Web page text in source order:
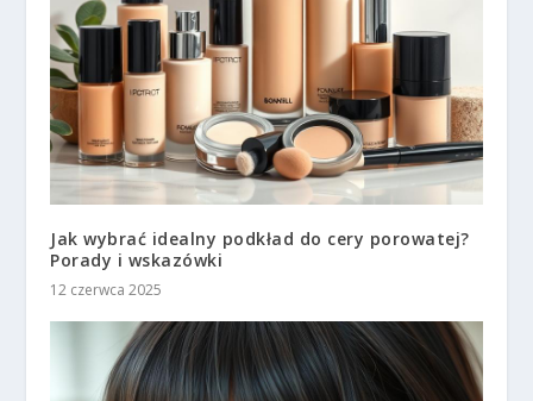
Jak wybrać idealny podkład do cery porowatej?
Porady i wskazówki
12 czerwca 2025